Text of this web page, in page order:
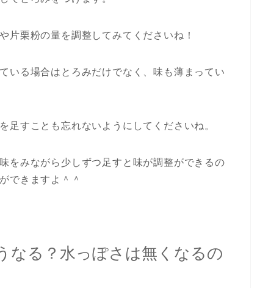
片栗粉の量を調整してみてくださいね！
いる場合はとろみだけでなく、味も薄まってい
足すことも忘れないようにしてくださいね。
をみながら少しずつ足すと味が調整ができるの
できますよ＾＾
なる？水っぽさは無くなるの